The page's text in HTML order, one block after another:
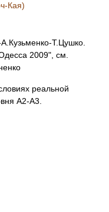
Кая)
Т.Цушко.
2009", см.
реальной
А2-А3.